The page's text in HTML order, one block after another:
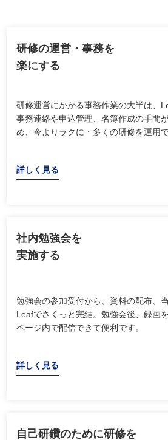
研修の運営・事務を
楽にする
研修運営にかかる事務作業の大半は、
事務連絡や申込管理、名簿作成の手間
め、今よりラクに・多くの研修を運用で
詳しく見る
社内勉強会を
実施する
勉強会の参加受付から、資料の配布、
Leafでさくっと完結。勉強会後、録画
ページ内で配信できて便利です。
詳しく見る
自己研鑽のために研修を